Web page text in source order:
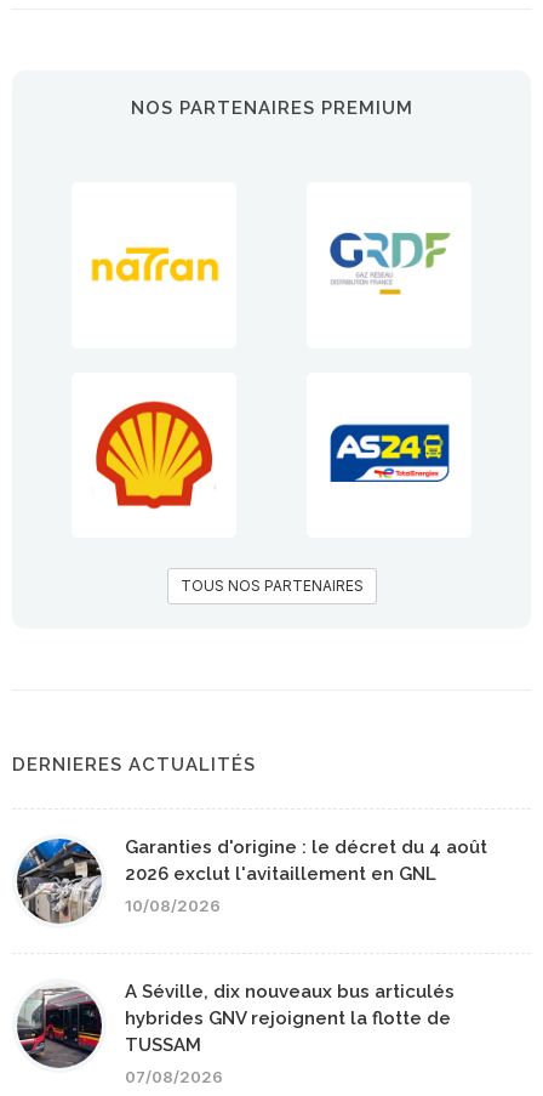
NOS PARTENAIRES PREMIUM
TOUS NOS PARTENAIRES
DERNIERES ACTUALITÉS
Garanties d'origine : le décret du 4 août
2026 exclut l'avitaillement en GNL
10/08/2026
A Séville, dix nouveaux bus articulés
hybrides GNV rejoignent la flotte de
TUSSAM
07/08/2026